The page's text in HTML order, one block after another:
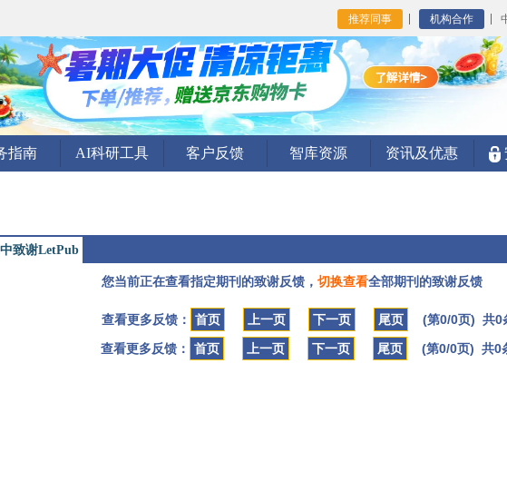
推荐同事 机构合作
指南 AI科研工具 客户反馈 智库资源 资讯及优惠
致谢LetPub
您当前正在查看指定期刊的致谢反馈， 切换查看全部期刊的致谢反馈
查看更多反馈： 首页 上一页 下一页 尾页
(第0/0页) 共0
查看更多反馈：
首页 上一页 下一页 尾页 (第0/0页) 共0